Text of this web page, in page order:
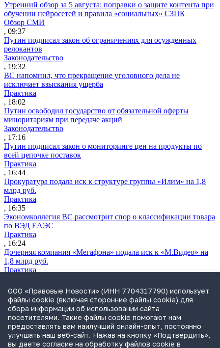
Утренний обзор за 5 августа: поправки о защите контента при
обучении нейросетей и правила «социальных» СЗПК
Обзор СМИ
, 09:37
Путин подписал закон об ограничениях для осужденных
релокантов
Законодательство
, 19:32
ВС напомнил, что прекращение уголовного дела не
исключает взыскания ущерба
Практика
, 18:02
Путин освободил государство от обязательной оферты
миноритариям при передаче акций
Законодательство
, 17:16
Путин подписал закон о мониторинге цен на продукты по
всей цепочке поставок
Практика
, 16:44
Прокуратура подала иск к структуре группы «Илим» на 1,8
млрд руб.
Практика
, 16:35
Экономколлегия ВС рассмотрит спор о классификации товара
по ВЭД ЕАЭС
Практика
, 16:24
Дочерняя компания «Мегафона» подала иск к «М.Видео» на
1,8 млрд руб.
Практика
СИП проверит отмену патента на систему управления
устройствами после возражений «Яндекса»
Практика
, 15:17
Суды 10 стран рассматривают иски российской «дочки»
Google о возврате дивидендов
Международная практика
ООО «Правовые Новости» (ИНН 7704317790) использует
файлы cookie (включая сторонние файлы cookie) для
сбора информации об использовании сайта
посетителями. Такие файлы cookie помогают нам
предоставлять вам наилучший онлайн-опыт, постоянно
улучшать наш веб-сайт. Нажав на кнопку «Подтвердить»,
вы даете согласие на обработку файлов cookie в